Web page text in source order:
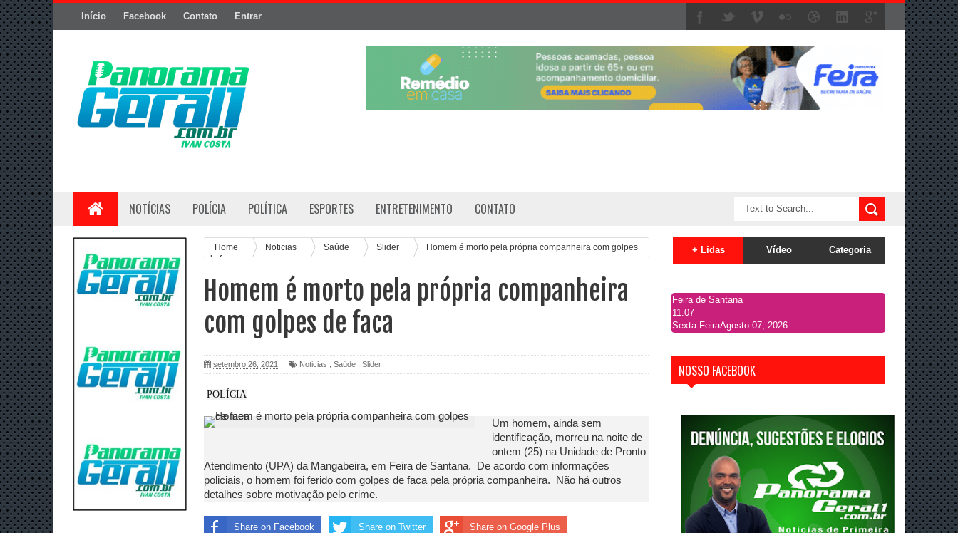
Início Facebook Contato Entrar
NOTÍCIAS POLÍCIA POLÍTICA ESPORTES ENTRETENIMENTO CONTATO
Home Noticias Saúde Slider
Homem é morto pela própria companheira com golpes
de faca
Homem é morto pela própria companheira
com golpes de faca
setembro 26, 2021 Noticias Saúde Slider
POLÍCIA
Um homem, ainda sem
identificação, morreu na noite de
ontem (25) na Unidade de Pronto
Atendimento (UPA) da Mangabeira, em Feira de Santana. De acordo com informações
policiais, o homem foi ferido com golpes de faca pela própria companheira. Não há outros
detalhes sobre motivação pelo crime.
Share on Facebook Share on Twitter Share on Google Plus
+ Lidas Vídeo Categoria
Feira de Santana
11:07
Sexta-FeiraAgosto 07, 2026
NOSSO FACEBOOK